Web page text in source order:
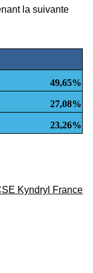
la suivante
49,65%
27,08%
23,26%
Kyndryl France